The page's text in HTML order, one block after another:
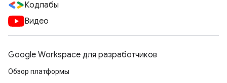
Кодлабы
Видео
Google Workspace для разработчиков
Обзор платформы